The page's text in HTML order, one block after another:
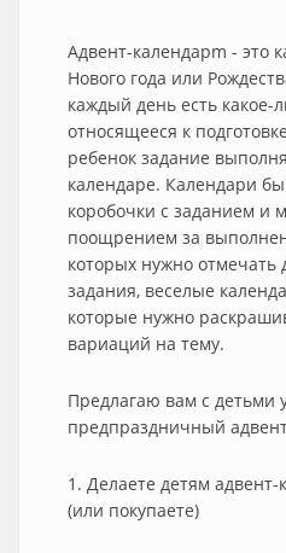
Адвент-календарm - это
Нового года или
каждый день есть какое-
относящееся к
ребенок задание
календаре. Календари
коробочки с заданием и
поощрением за
которых нужно
задания, веселые
которые нужно
вариаций на тему.
Предлагаю вам с детьми
предпраздничный
1. Делаете детям
(или покупаете)